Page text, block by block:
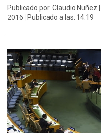
Publicado por: Claudio Nuñez |
2016 | Publicado a las: 14:19